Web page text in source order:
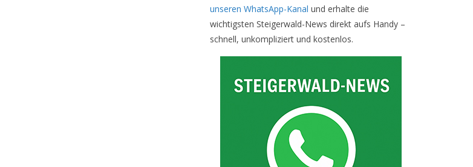
unseren WhatsApp-Kanal und erhalte die
wichtigsten Steigerwald-News direkt aufs Handy –
schnell, unkompliziert und kostenlos.